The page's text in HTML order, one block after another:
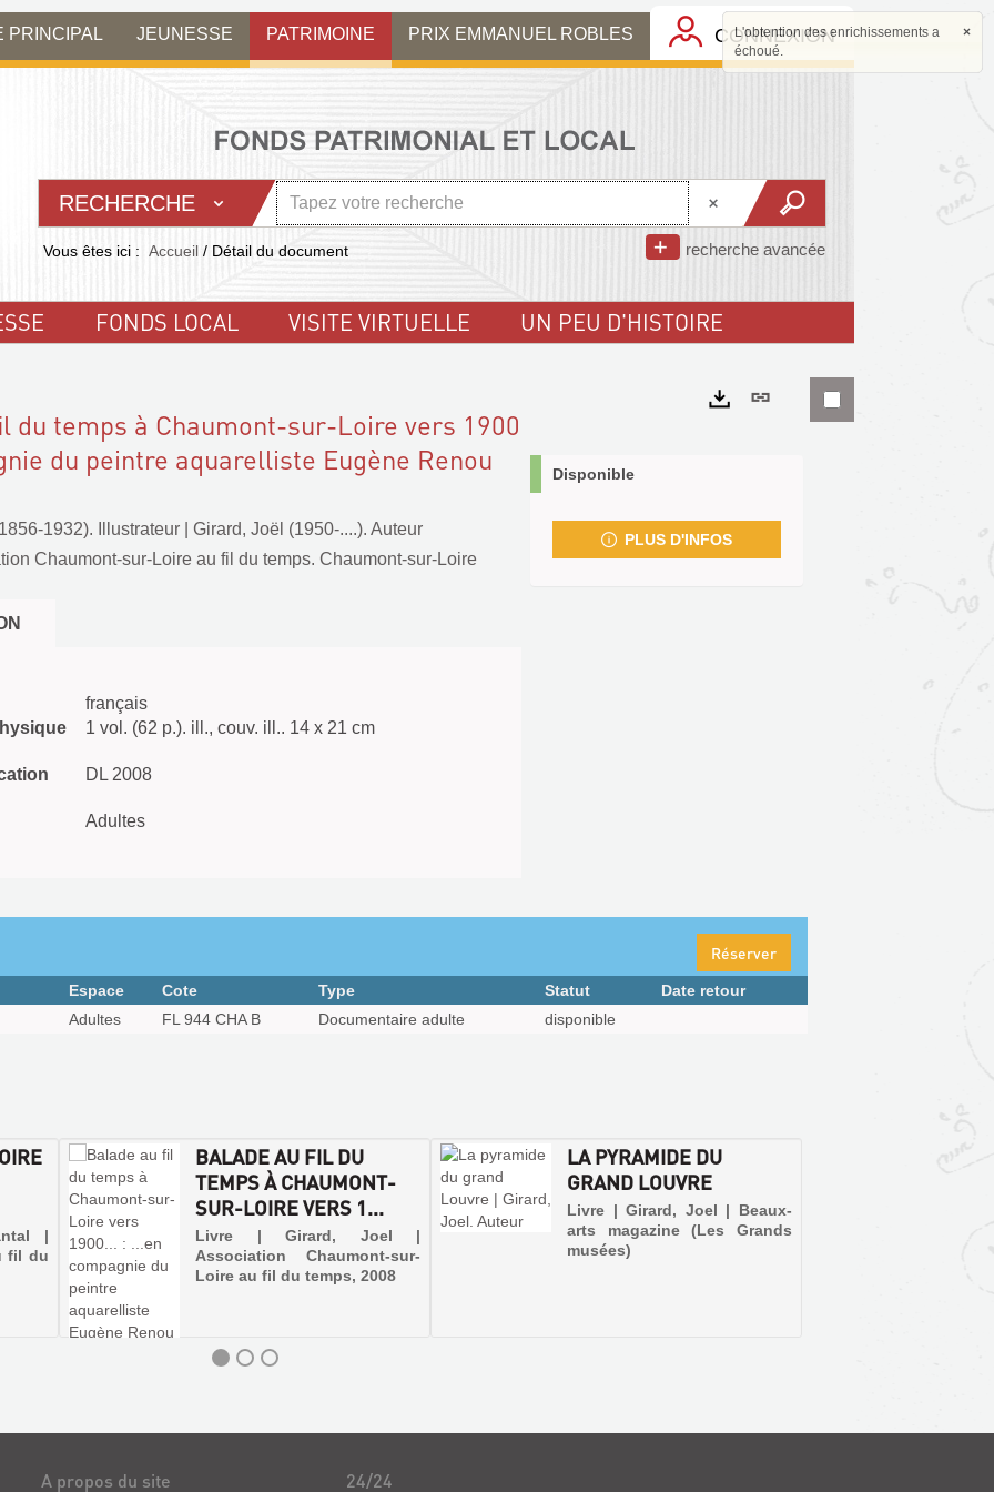
PRINCIPAL JEUNESSE PATRIMOINE PRIX EMMANUEL ROBLES CONNEXION
RECHERCHE
recherche avancée
Vous êtes ici : Accueil / Détail du document
FONDS LOCAL VISITE VIRTUELLE UN PEU D'HISTOIRE
du temps à Chaumont-sur-Loire vers 1900
du peintre aquarelliste Eugène Renou
1932). Illustrateur
Girard, Joël (1950-....). Auteur
Chaumont-sur-Loire au fil du temps. Chaumont-sur-Loire
français
1 vol. (62 p.). ill., couv. ill.. 14 x 21 cm
DL 2008
Adultes
Lien
Disponible
PLUS D'INFOS
Réserver
Espace Cote Type Statut
Date retour
Adultes FL 944 CHA B Documentaire adulte disponible
BALADE AU FIL DU
TEMPS À CHAUMONT-
SUR-LOIRE VERS 1...
Livre | Girard, Joel |
Association Chaumont-sur-
Loire au fil du temps, 2008
LA PYRAMIDE DU
GRAND LOUVRE
Livre | Girard, Joel | Beaux-
arts magazine (Les Grands
musées)
|
fil du
A propos du site 24/24
×
L'obtention des enrichissements a
échoué.